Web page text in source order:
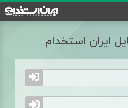
ایران استخدام